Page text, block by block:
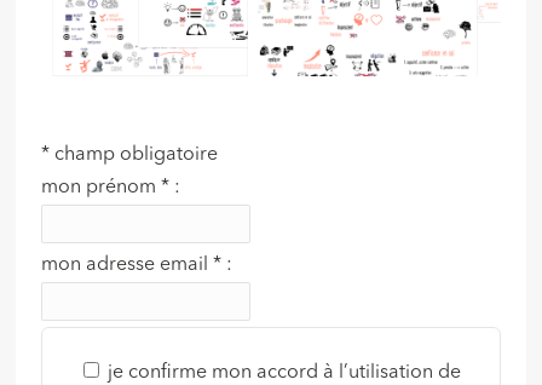
* champ obligatoire
mon prénom* :
mon adresse email* :
je confirme mon accord à l’utilisation de